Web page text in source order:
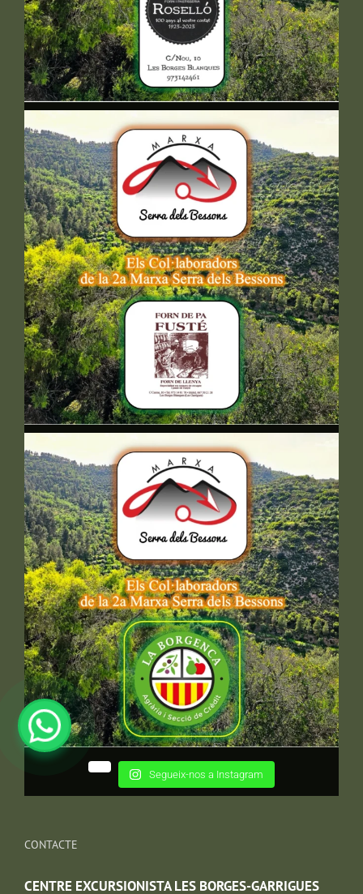
Segueix-nos a Instagram
CONTACTE
CENTRE EXCURSIONISTA LES BORGES-GARRIGUES